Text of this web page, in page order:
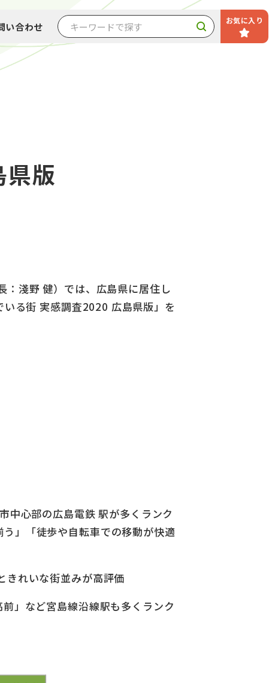
い合わせ お気に入り
版
：淺野 健）では、広島県に居住し
る街 実感調査2020 広島県版」を
中心部の広島電鉄 駅が多くランク
」「徒歩や自転車での移動が快適
きれいな街並みが高評価
」など宮島線沿線駅も多くランク